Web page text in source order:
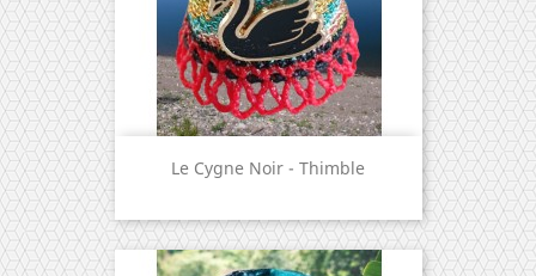
Le Cygne Noir - Thimble